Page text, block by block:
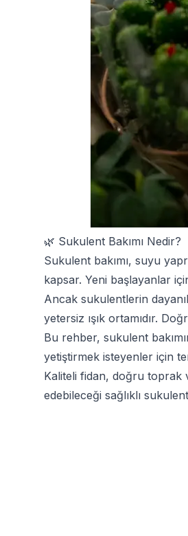
🌿 Sukulent Bakımı Nedir?
Sukulent bakımı, suyu
kapsar. Yeni başlayanlar
Ancak sukulentlerin
yetersiz ışık ortamıdır.
Bu rehber, sukulent
yetiştirmek isteyenler için
Kaliteli fidan, doğru toprak
edebileceği sağlıklı